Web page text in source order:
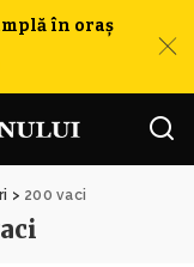
în oraș
> 200 vaci